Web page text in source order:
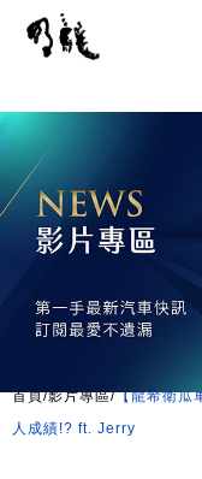
首頁/影片專區/【龍希衛瓜
人成績!? ft. Jerry